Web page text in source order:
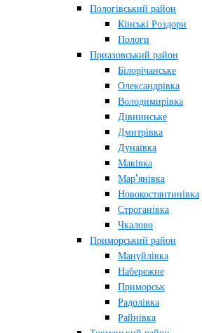
Пологівський район
Кінські Роздори
Пологи
Приазовський район
Білорічанське
Олександрівка
Володимирівка
Дівнинське
Дмитрівка
Дунаївка
Маківка
Мар’янівка
Новокостянтинівка
Строганівка
Чкалово
Приморський район
Мануйлівка
Набережне
Приморськ
Радолівка
Райнівка